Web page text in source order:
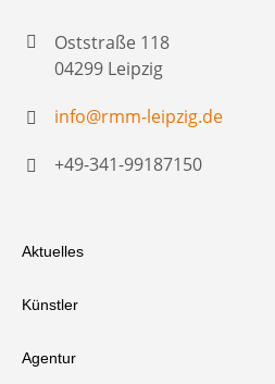
Oststraße 118
04299 Leipzig
info@rmm-leipzig.de
+49-341-99187150
Aktuelles
Künstler
Agentur